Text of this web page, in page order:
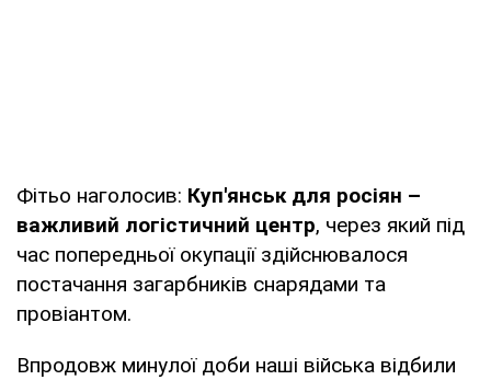
Фітьо наголосив: Куп'янськ для росіян –
важливий логістичний центр, через який під
час попередньої окупації здійснювалося
постачання загарбників снарядами та
провіантом.
Впродовж минулої доби наші війська відбили